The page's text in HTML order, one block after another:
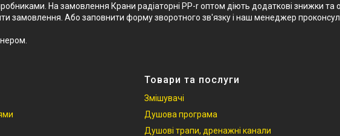
На замовлення Крани радіаторні PP-r оптом діють додаткові знижки та
замовлення. Або заповнити форму зворотного зв'язку і наш менеджер
Товари та послуги
Змішувачі
Душова програма
Душові трапи, дренажні канали